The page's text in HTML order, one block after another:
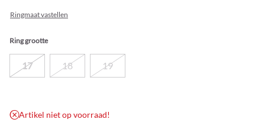
Ringmaat vastellen
Ring grootte
17 18 19
Artikel niet op voorraad!